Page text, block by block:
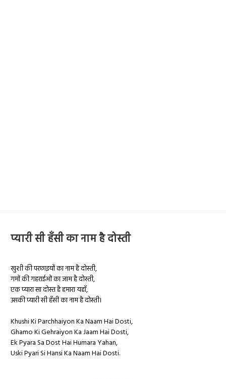
प्यारी सी हँसी का नाम है दोस्ती
खुशी की परछाइयों का नाम है दोस्ती,
गमों की गहराईओं का जाम है दोस्ती,
एक प्यारा सा दोस्त है हमारा यहाँ,
उसकी प्यारी सी हँसी का नाम है दोस्ती।
Khushi Ki Parchhaiyon Ka Naam Hai Dosti,
Ghamo Ki Gehraiyon Ka Jaam Hai Dosti,
Ek Pyara Sa Dost Hai Humara Yahan,
Uski Pyari Si Hansi Ka Naam Hai Dosti.